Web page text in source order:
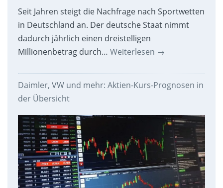
Seit Jahren steigt die Nachfrage nach Sportwetten
in Deutschland an. Der deutsche Staat nimmt
dadurch jährlich einen dreistelligen
Millionenbetrag durch… Weiterlesen →
Daimler, VW und mehr: Aktien-Kurs-Prognosen in
der Übersicht